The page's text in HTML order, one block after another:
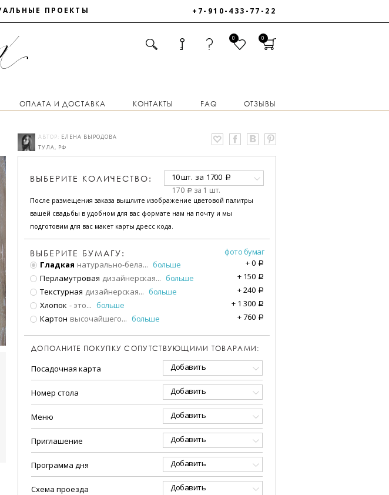
ПРОЕКТЫ +7-910-433-77-22
0 0
ОПЛАТА И ДОСТАВКА КОНТАКТЫ FAQ ОТЗЫВЫ
АВТОР: ЕЛЕНА ВЫРОДОВА
ТУЛА, РФ
ВЫБЕРИТЕ КОЛИЧЕСТВО: 10 шт. за 1700 a
170 a за 1 шт.
После размещения заказа вышлите изображение цветовой палитры
вашей свадьбы в удобном для вас формате нам на почту и мы
подготовим для вас макет карты дресс кода.
ВЫБЕРИТЕ БУМАГУ:
фото бумаг
Гладкая натурально-бела... больше +0 a
Перламутровая дизайнерская... больше + 150 a
Текстурная дизайнерская... больше +240 a
Хлопок - это... больше + 1 300 a
Картон высочайшего... больше +760 a
ДОПОЛНИТЕ ПОКУПКУ СОПУТСТВУЮЩИМИ ТОВАРАМИ:
Посадочная карта Добавить
Номер стола Добавить
Меню Добавить
Приглашение Добавить
Программа дня Добавить
Схема проезда Добавить